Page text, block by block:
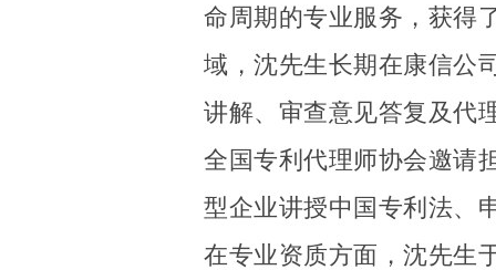
命周期的专业服务，获得
域，沈先生长期在康信公
讲解、审查意见答复及代
全国专利代理师协会邀请
型企业讲授中国专利法、
在专业资质方面，沈先生